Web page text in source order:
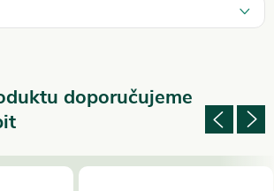
doporučujeme